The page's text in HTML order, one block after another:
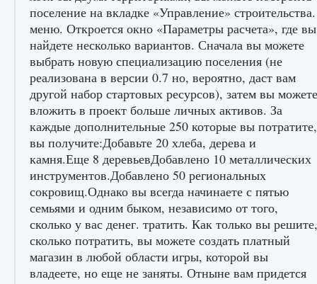
Все новые функции Ultimate Team в EA FC
25
9 августа 2024 1 297 0 0
Как включить чат в Fortnite
9 августа 2024 1 335 0 0